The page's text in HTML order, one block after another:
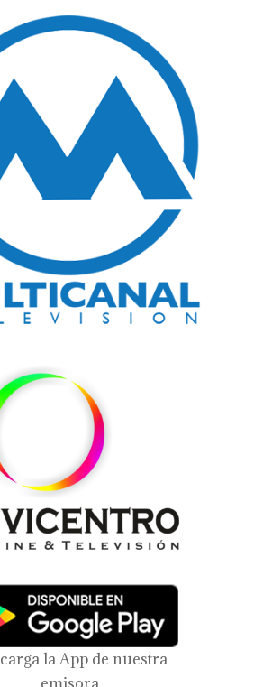
la App de nuestra